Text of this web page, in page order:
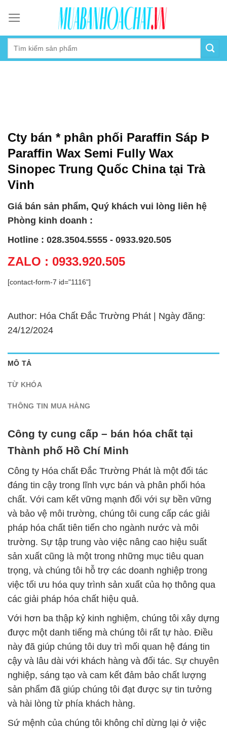
content
Cty bán * phân phối Paraffin Sáp Þ
Paraffin Wax Semi Fully Wax
Sinopec Trung Quốc China tại Trà
Vinh
Giá bán sản phẩm, Quý khách vui lòng liên hệ
Phòng kinh doanh :
Hotline : 028.3504.5555 - 0933.920.505
ZALO : 0933.920.505
[contact-form-7 id="1116"]
Author: Hóa Chất Đắc Trường Phát | Ngày đăng:
24/12/2024
MÔ TẢ
TỪ KHÓA
THÔNG TIN MUA HÀNG
Công ty cung cấp – bán hóa chất tại
Thành phố Hồ Chí Minh
Công ty Hóa chất Đắc Trường Phát là một đối tác
đáng tin cậy trong lĩnh vực bán và phân phối hóa
chất. Với cam kết vững mạnh đối với sự bền vững
và bảo vệ môi trường, chúng tôi cung cấp các giải
pháp hóa chất tiên tiến cho ngành nước và môi
trường. Sự tập trung vào việc nâng cao hiệu suất
sản xuất cũng là một trong những mục tiêu quan
trọng, và chúng tôi hỗ trợ các doanh nghiệp trong
việc tối ưu hóa quy trình sản xuất của họ thông qua
các giải pháp hóa chất hiệu quả.
Với hơn ba thập kỷ kinh nghiệm, chúng tôi xây dựng
được một danh tiếng mà chúng tôi rất tự hào. Điều
này đã giúp chúng tôi duy trì mối quan hệ đáng tin
cậy và lâu dài với khách hàng và đối tác. Sự chuyên
nghiệp, sáng tạo và cam kết đảm bảo chất lượng
sản phẩm đã giúp chúng tôi đạt được sự tin tưởng
và hài lòng từ phía khách hàng.
Sứ mệnh của chúng tôi không chỉ dừng lại ở việc